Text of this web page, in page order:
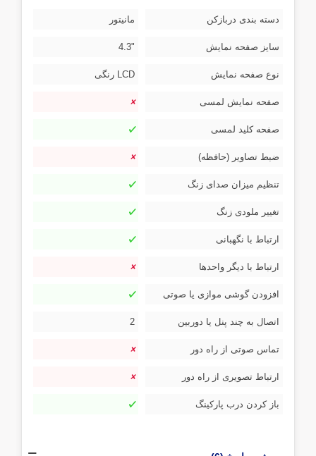
دسته بندی دربازکن مانیتور
سایز صفحه نمایش "4.3
نوع صفحه نمایش LCD رنگی
صفحه نمایش لمسی
صفحه کلید لمسی
ضبط تصاویر (حافظه)
تنظیم میزان صدای زنگ
تغییر ملودی زنگ
ارتباط با نگهبانی
ارتباط با دیگر واحدها
افزودن گوشی موازی یا صوتی
اتصال به چند پنل یا دوربین 2
تماس صوتی از راه دور
ارتباط تصویری از راه دور
باز کردن درب پارکینگ